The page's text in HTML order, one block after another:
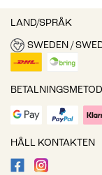
LAND/SPRÅK
SWEDEN /
BETALNINGSMETOD
HÅLL KONTAKTEN